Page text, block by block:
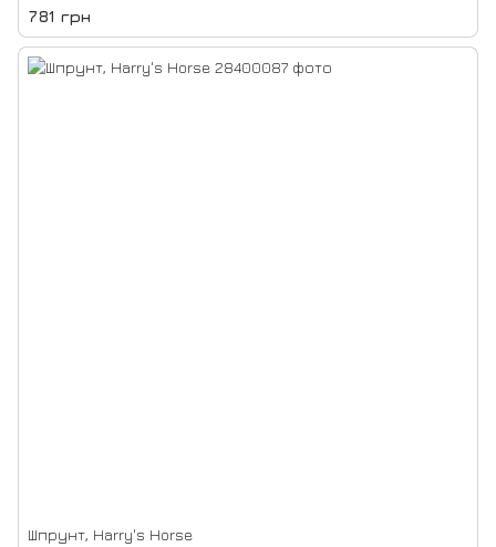
781 грн
Шпрунт, Harry's Horse